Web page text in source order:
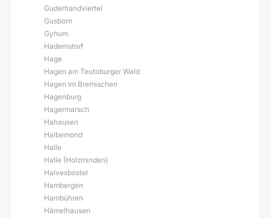
Guderhandviertel
Gusborn
Gyhum
Hademstorf
Hage
Hagen am Teutoburger Wald
Hagen im Bremischen
Hagenburg
Hagermarsch
Hahausen
Halbemond
Halle
Halle (Holzminden)
Halvesbostel
Hambergen
Hambühren
Hämelhausen